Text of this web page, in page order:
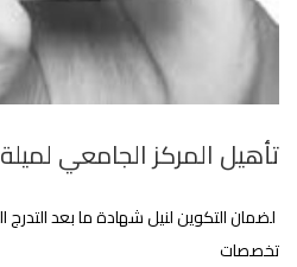
تأهيل المركز الجامعي لميلة
تخصصات